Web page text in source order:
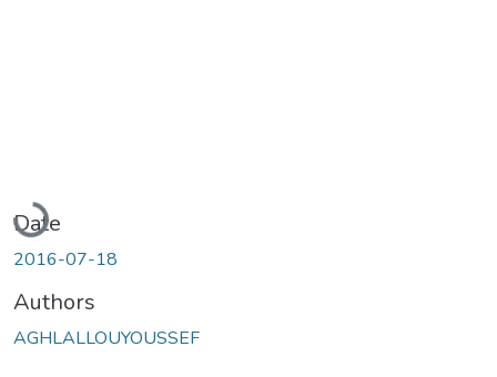
Loading...
Date
2016-07-18
Authors
AGHLALLOUYOUSSEF